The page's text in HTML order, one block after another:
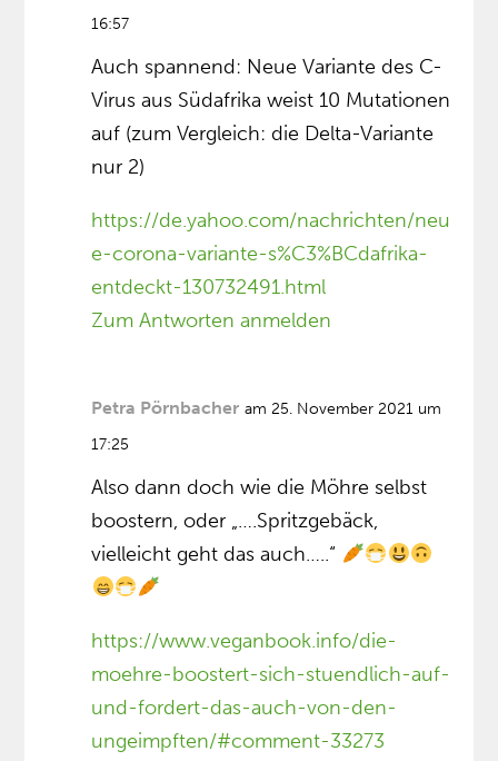
16:57
Auch spannend: Neue Variante des C-
Virus aus Südafrika weist 10 Mutationen
auf (zum Vergleich: die Delta-Variante
nur 2)
https://de.yahoo.com/nachrichten/neu
e-corona-variante-s%C3%BCdafrika-
entdeckt-130732491.html
Zum Antworten anmelden
Petra Pörnbacher am 25. November 2021 um
17:25
Also dann doch wie die Möhre selbst
boostern, oder „….Spritzgebäck,
vielleicht geht das auch…..“
https://www.veganbook.info/die-
moehre-boostert-sich-stuendlich-auf-
und-fordert-das-auch-von-den-
ungeimpften/#comment-33273